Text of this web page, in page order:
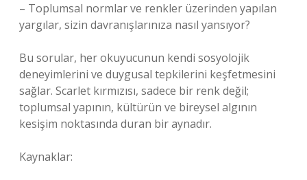
– Toplumsal normlar ve renkler üzerinden yapılan
yargılar, sizin davranışlarınıza nasıl yansıyor?
Bu sorular, her okuyucunun kendi sosyolojik
deneyimlerini ve duygusal tepkilerini keşfetmesini
sağlar. Scarlet kırmızısı, sadece bir renk değil;
toplumsal yapının, kültürün ve bireysel algının
kesişim noktasında duran bir aynadır.
Kaynaklar: